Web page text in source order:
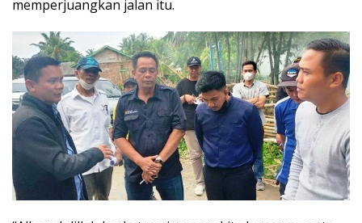
memperjuangkan jalan itu.